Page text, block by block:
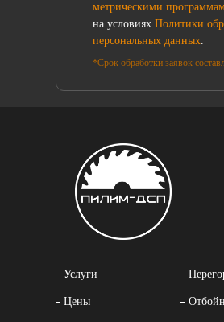
метрическими
на условиях Политики
персональных данных.
*Срок обработки заявок
Услуги
Цены